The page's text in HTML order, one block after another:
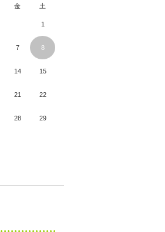
金 土
1
7 8
14 15
21 22
28 29